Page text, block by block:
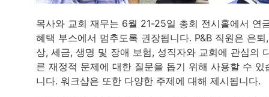
목사와 교회 재무는 6월 21-25일 총회 전시홀에서 연
혜택 부스에서 멈추도록 권장됩니다. P&B 직원은 은퇴
상, 세금, 생명 및 장애 보험, 성직자와 교회에 관심의
른 재정적 문제에 대한 질문을 돕기 위해 사용할 수 있
니다. 워크샵은 또한 다양한 주제에 대해 제시됩니다.